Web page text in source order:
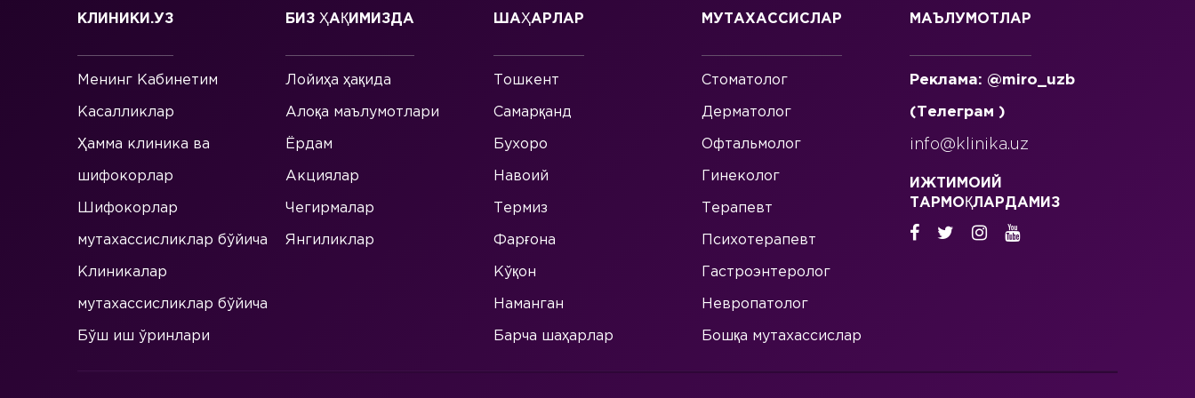
КЛИНИКИ.УЗ
Менинг Кабинетим
Касалликлар
Ҳамма клиника ва
шифокорлар
Шифокорлар
мутахассисликлар бўйича
Клиникалар
мутахассисликлар бўйича
Бўш иш ўринлари
БИЗ ҲАҚИМИЗДА
Лойиҳа ҳақида
Алоқа маълумотлари
Ёрдам
Акциялар
Чегирмалар
Янгиликлар
ШАҲАРЛАР
Тошкент
Самарқанд
Бухоро
Навоий
Термиз
Фарғона
Кўқон
Наманган
Барча шаҳарлар
МУТАХАССИСЛАР
Стоматолог
Дерматолог
Офтальмолог
Гинеколог
Терапевт
Психотерапевт
Гастроэнтеролог
Невропатолог
Бошқа мутахассислар
МАЪЛУМОТЛАР
Реклама: @miro_uzb
(Телеграм )
info@klinika.uz
ИЖТИМОИЙ
ТАРМОҚЛАРДАМИЗ